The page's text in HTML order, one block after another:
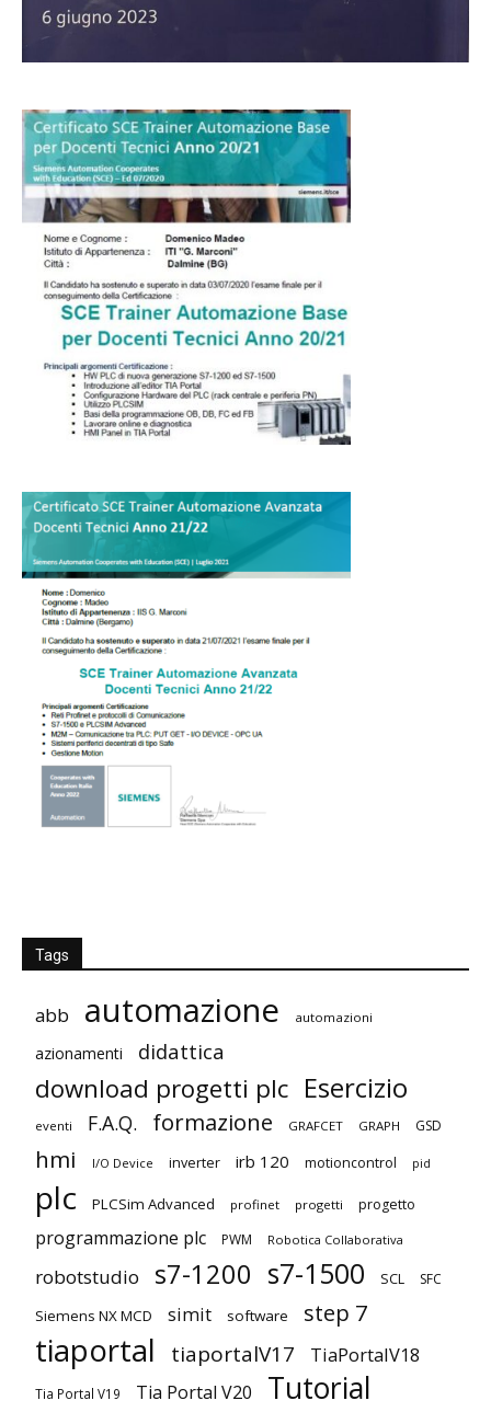
Tags
abb automazione automazioni
azionamenti didattica
download progetti plc Esercizio
eventi F.A.Q. formazione GRAFCET GRAPH GSD
hmi I/O Device inverter irb 120 motioncontrol pid
plc PLCSim Advanced profinet progetti progetto
programmazione plc PWM Robotica Collaborativa
robotstudio s7-1200 s7-1500 SCL SFC
Siemens NX MCD simit software step 7
tiaportal tiaportalV17 TiaPortalV18
Tia Portal V19 Tia Portal V20 Tutorial